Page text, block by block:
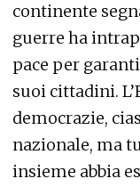
continente
guerre ha
pace per
suoi cittadini.
democrazie,
nazionale, ma
insieme abbia